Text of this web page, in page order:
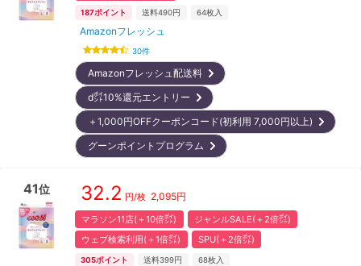
187ポイント 送料490円 64枚入
Amazonフレッシュ
30件
Amazonフレッシュ配送料
d㌽10%還元エントリー
＋1,000円OFFクーポンコード(初利用 7,000円以上)
グーンポイントプログラム
41位 32.2 円/枚 2,095円
マラソン11店(＋10倍㌽)
ジャンルSALE(＋2倍㌽)
ウェブ検索利用(＋1倍㌽)
SPU(＋2倍㌽)
305ポイント 送料399円 68枚入